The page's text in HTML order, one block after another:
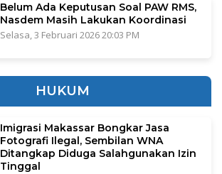
Belum Ada Keputusan Soal PAW RMS,
Nasdem Masih Lakukan Koordinasi
Selasa, 3 Februari 2026 20:03 PM
HUKUM
Imigrasi Makassar Bongkar Jasa
Fotografi Ilegal, Sembilan WNA
Ditangkap Diduga Salahgunakan Izin
Tinggal